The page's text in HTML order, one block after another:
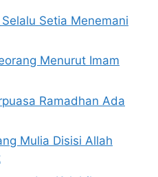
Setia Menemani
Menurut Imam
Ramadhan Ada
Mulia Disisi Allah